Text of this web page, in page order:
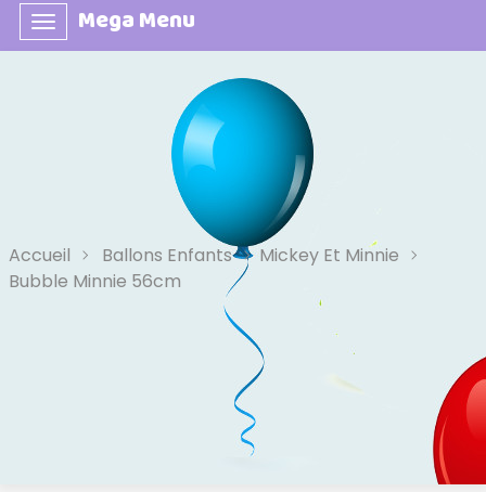
Basculer
la
Mega Menu
Accueil Ballons Enfants
Mickey Et Minnie
Bubble Minnie 56cm